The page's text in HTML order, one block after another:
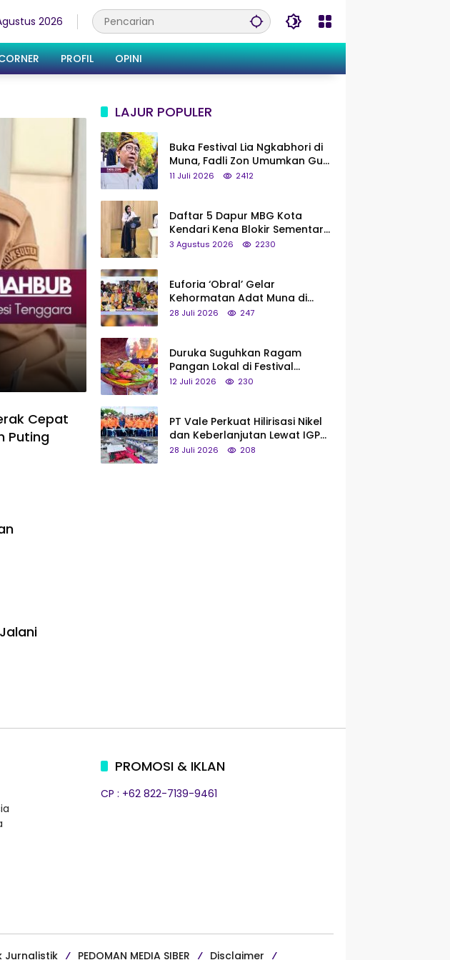
2026
PROFIL OPINI
Cepat
Puting
LAJUR POPULER
Buka Festival Lia Ngkabhori di
Muna, Fadli Zon Umumkan Gua
Metanduno Segera Naik Status
11 Juli 2026 2412
Daftar 5 Dapur MBG Kota
Kendari Kena Blokir Sementara
dari Pusat
3 Agustus 2026 2230
Euforia ‘Obral’ Gelar
Kehormatan Adat Muna di
Silaturahmi KKMM, Ridwan Bae:
28 Juli 2026 247
Duruka Suguhkan Ragam
Pangan Lokal di Festival
Liangkobhori, Dari Umbi Rebus
12 Juli 2026 230
PT Vale Perkuat Hilirisasi Nikel
dan Keberlanjutan Lewat IGP
Morowali
28 Juli 2026 208
PROMOSI & IKLAN
CP : +62 822-7139-9461
Jurnalistik PEDOMAN MEDIA SIBER Disclaimer